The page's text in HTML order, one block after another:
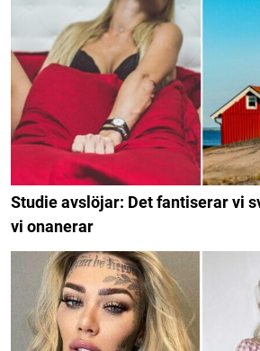
Studie avslöjar: Det fantiserar vi
vi onanerar